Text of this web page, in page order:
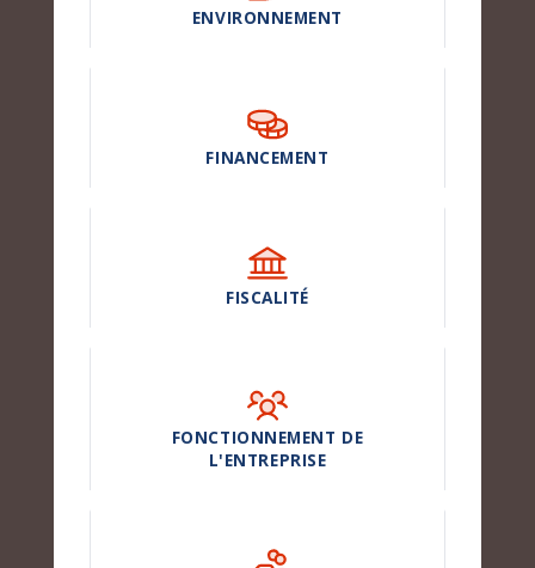
ENVIRONNEMENT
FINANCEMENT
FISCALITÉ
FONCTIONNEMENT DE
L'ENTREPRISE